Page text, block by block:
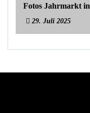
Fotos Jahrmarkt
29. Juli 2025